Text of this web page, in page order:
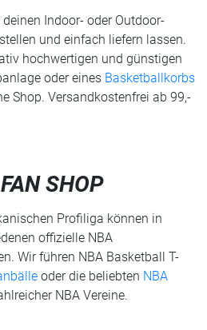
Indoor- oder Outdoor-
und einfach liefern lassen.
hochwertigen und günstigen
oder eines Basketballkorbs
Shop. Versandkostenfrei ab 99,-
SHOP
Profiliga können in
offizielle NBA
Wir führen NBA Basketball T-
oder die beliebten NBA
NBA Vereine.